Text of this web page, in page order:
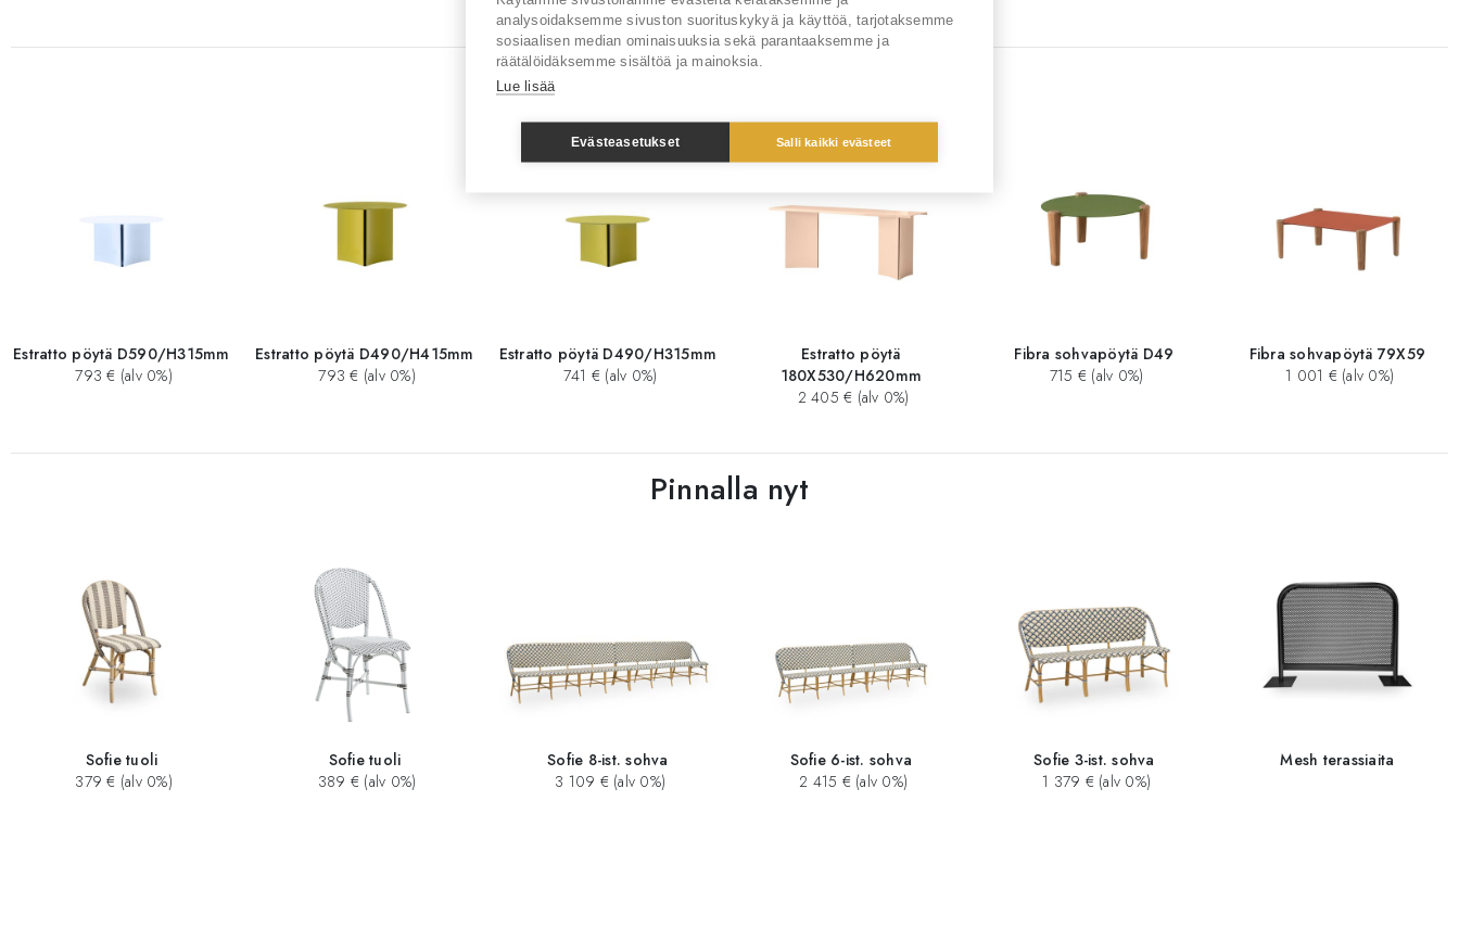
Sinua saattaisi kiinnostaa myös
Estratto pöytä D590/H315mm
793 € (alv 0%)
Estratto pöytä D490/H415mm
793 € (alv 0%)
Estratto pöytä D490/H315mm
741 € (alv 0%)
Estratto pöytä
180X530/H620mm
2 405 € (alv 0%)
Fibra sohvapöytä D49
715 € (alv 0%)
Fibra sohvapöytä 79X59
1 001 € (alv 0%)
Pinnalla nyt
Sofie tuoli
379 € (alv 0%)
Sofie tuoli
389 € (alv 0%)
Sofie 8-ist. sohva
3 109 € (alv 0%)
Sofie 6-ist. sohva
2 415 € (alv 0%)
Sofie 3-ist. sohva
1 379 € (alv 0%)
Mesh terassiaita
analysoidaksemme sivuston suorituskykyä ja käyttöä, tarjotaksemme
sosiaalisen median ominaisuuksia sekä parantaaksemme ja
räätälöidäksemme sisältöä ja mainoksia.
Lue lisää
Evästeasetukset Salli kaikki evästeet